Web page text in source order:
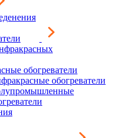
обогреватели
обогреватели